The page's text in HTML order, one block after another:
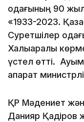
одағының 90
«1933-2023.
Суретшілер
Халықаралық
үстел өтті.
ақпарат
ҚР Мәдениет
Данияр Қадіров